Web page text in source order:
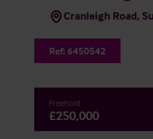
Cranleigh Road,
Ref: 6450542
Freehold
£250,000